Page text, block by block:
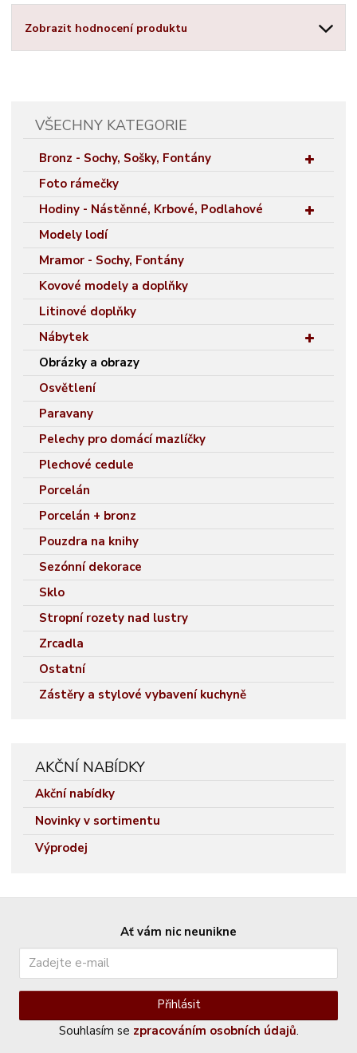
Zobrazit hodnocení produktu
VŠECHNY KATEGORIE
Bronz - Sochy, Sošky, Fontány
Foto rámečky
Hodiny - Nástěnné, Krbové, Podlahové
Modely lodí
Mramor - Sochy, Fontány
Kovové modely a doplňky
Litinové doplňky
Nábytek
Obrázky a obrazy
Osvětlení
Paravany
Pelechy pro domácí mazlíčky
Plechové cedule
Porcelán
Porcelán + bronz
Pouzdra na knihy
Sezónní dekorace
Sklo
Stropní rozety nad lustry
Zrcadla
Ostatní
Zástěry a stylové vybavení kuchyně
AKČNÍ NABÍDKY
Akční nabídky
Novinky v sortimentu
Výprodej
Ať vám nic neunikne
Přihlásit
Souhlasím se zpracováním osobních údajů.